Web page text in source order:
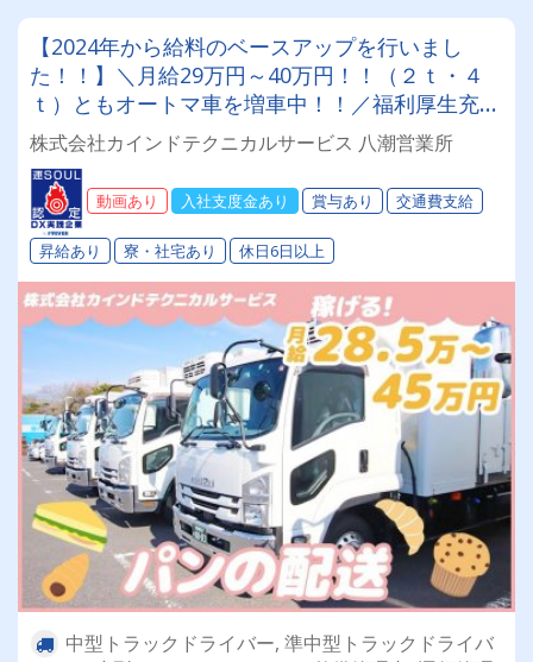
【2024年から給料のベースアップを行いまし
た！！】＼月給29万円～40万円！！（２ｔ・４
ｔ）ともオートマ車を増車中！！／福利厚生充実
♪有休あり♪未経験・女性ドライバーさんが多数活
躍中！・社宅空きあり！！
株式会社カインドテクニカルサービス 八潮営業所
動画あり 入社支度金あり 賞与あり 交通費支給
昇給あり 寮・社宅あり 休日6日以上
中型トラックドライバー, 準中型トラックドライバ